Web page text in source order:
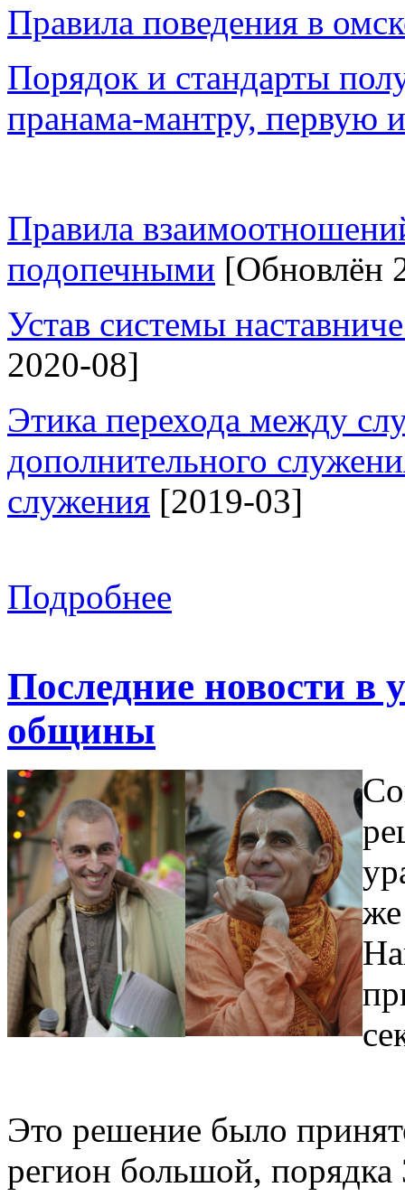
Правила поведения в
Порядок и стандарты
пранама-мантру, первую
Правила
подопечными [Обновлён
Устав системы
2020-08]
Этика перехода между
дополнительного
служения [2019-03]
Подробнее
Последние новости в
общины
Это решение было
регион большой,